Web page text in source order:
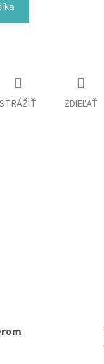
STRÁŽIŤ ZDIEĽAŤ